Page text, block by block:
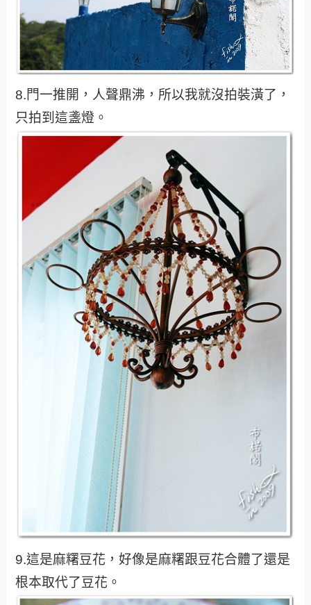
8.門一推開，人聲鼎沸，所以我就沒拍裝潢了，
只拍到這盞燈。
9.這是麻糬豆花，好像是麻糬跟豆花合體了還是
根本取代了豆花。